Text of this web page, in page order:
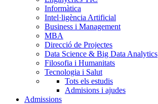
Informàtica
Intel·ligència Artificial
Business i Management
MBA
Direcció de Projectes
Data Science & Big Data Analytics
Filosofia i Humanitats
Tecnologia i Salut
Tots els estudis
Admisions i ajudes
Admissions